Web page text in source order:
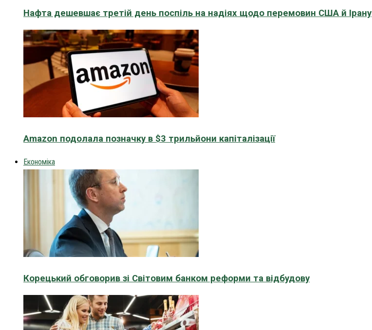
Нафта дешевшає третій день поспіль на надіях щодо перемовин США й Ірану
Amazon подолала позначку в $3 трильйони капіталізації
Економіка
Корецький обговорив зі Світовим банком реформи та відбудову